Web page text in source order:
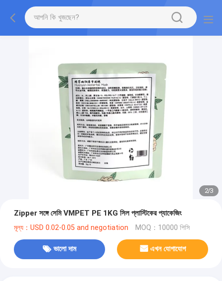
2/3
Zipper সঙ্গে সেমি VMPET PE 1KG সিল প্লাস্টিকের প্যাকেজিং
মূল্য：USD 0.02-0.05 and negotiation MOQ：10000 পিসি
ভালো দাম এখন যোগাযোগ